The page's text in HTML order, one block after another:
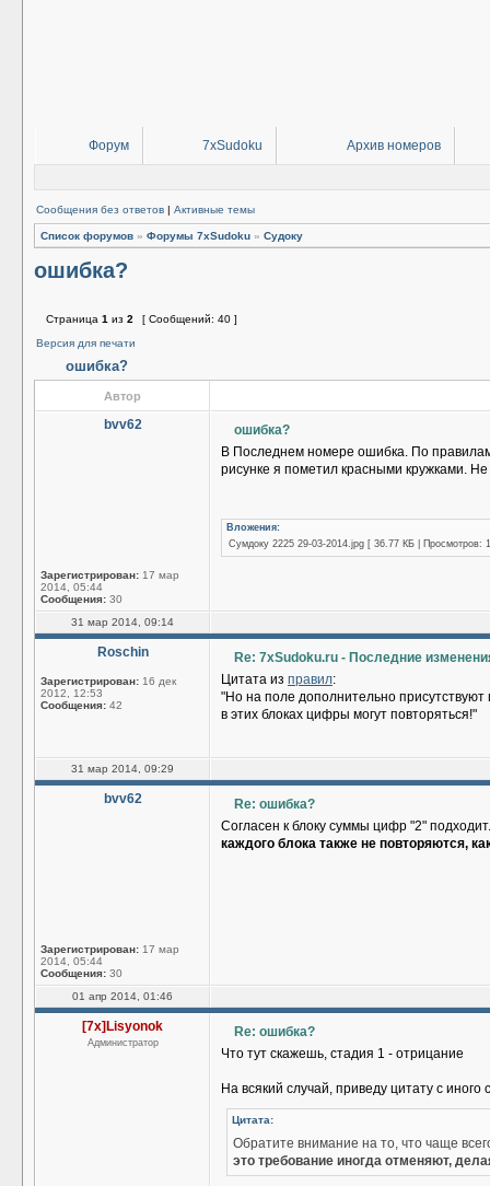
Форум 7xSudoku Архив номеров
Сообщения без ответов | Активные темы
Список форумов » Форумы 7xSudoku » Судоку
ошибка?
Страница 1 из 2
[ Сообщений: 40 ]
Версия для печати
ошибка?
Автор
bvv62
Зарегистрирован: 17 мар
2014, 05:44
Сообщения: 30
ошибка?
В Последнем номере ошибка. По
рисунке я пометил красными кружками.
Вложения:
Сумдоку 2225 29-03-2014.jpg [ 36.77 КБ | Просмотров:
31 мар 2014, 09:14
Roschin
Зарегистрирован: 16 дек
2012, 12:53
Сообщения: 42
Re: 7xSudoku.ru - Последние
Цитата из правил:
"Но на поле дополнительно
в этих блоках цифры могут повторяться!"
31 мар 2014, 09:29
bvv62
Зарегистрирован: 17 мар
2014, 05:44
Сообщения: 30
Re: ошибка?
Согласен к блоку суммы цифр "2"
каждого блока также не повторяются,
01 апр 2014, 01:46
[7x]Lisyonok
Администратор
Re: ошибка?
Что тут скажешь, стадия 1 - отрицание
На всякий случай, приведу цитату с иного
Цитата:
Обратите внимание на то, что чаще
это требование иногда отменяют,